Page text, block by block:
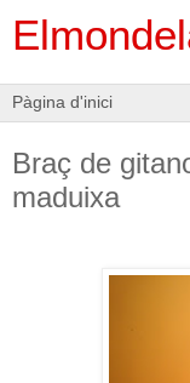
Braç de
maduixa